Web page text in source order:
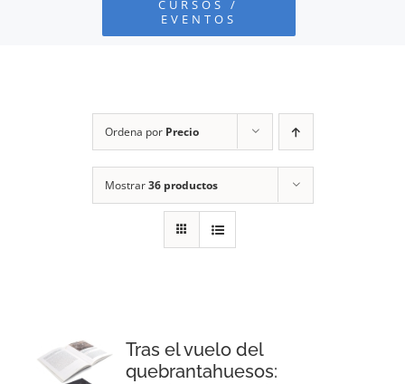
CONTACTO
CURSOS /
EVENTOS
Ordena por Precio
Mostrar36 productos
Tras el vuelo del
quebrantahuesos: